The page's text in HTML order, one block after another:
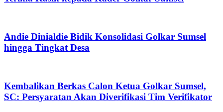
Andie Dinialdie Bidik Konsolidasi Golkar Sumsel
hingga Tingkat Desa
Kembalikan Berkas Calon Ketua Golkar Sumsel,
SC: Persyaratan Akan Diverifikasi Tim Verifikator